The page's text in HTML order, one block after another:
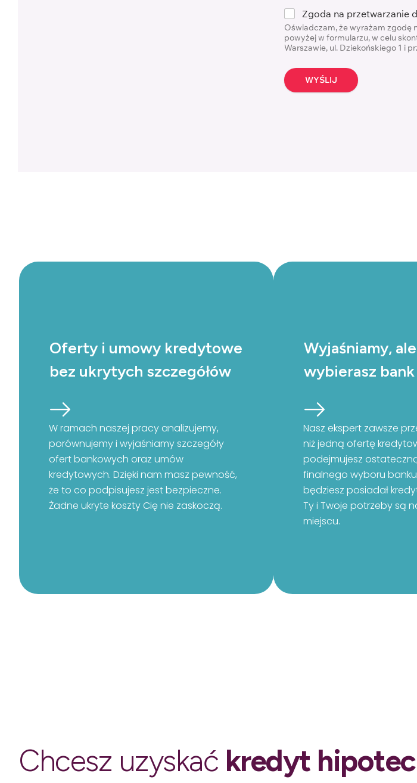
Zgoda na przetwarzanie
Oświadczam, że wyrażam zgodę
powyżej w formularzu, w celu
Warszawie, ul. Dziekońskiego 1 i
WYŚLIJ
Oferty i umowy kredytowe
bez ukrytych szczegółów
W ramach naszej pracy analizujemy,
porównujemy i wyjaśniamy szczegóły
ofert bankowych oraz umów
kredytowych. Dzięki nam masz pewność,
że to co podpisujesz jest bezpieczne.
Żadne ukryte koszty Cię nie zaskoczą.
Wyjaśniamy,
wybierasz bank
Nasz ekspert zawsze
niż jedną ofertę
podejmujesz
finalnego wyboru
będziesz posiadał
Ty i Twoje potrzeby są
miejscu.
Chcesz uzyskać kredyt